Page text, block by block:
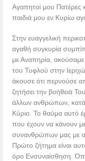
Αγαπητοί μου Πατέρες
παιδιά μου εν Κυρίω
Στην ευαγγελική
αγαθή συγκυρία
με Αναπηρία, ακούσαμε
του Τυφλού στην
άκουσε ότι περνούσε
ζητήσει την βοήθειά
άλλων ανθρώπων,
Κύριο. Το θαύμα αυτό
που έχουν να κάνουν
συνανθρώπων μας με
Πρώτο ζήτημα είναι
όρο Ενσυναίσθηση.